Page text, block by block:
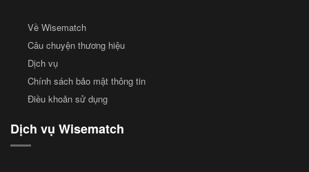
Về Wisematch
Câu chuyện thương hiệu
Dịch vụ
Chính sách bảo mật thông tin
Điều khoản sử dụng
Dịch vụ Wisematch